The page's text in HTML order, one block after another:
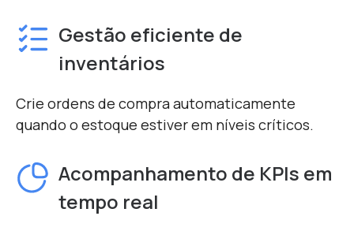
Gestão eficiente de
inventários
Crie ordens de compra automaticamente
quando o estoque estiver em níveis críticos.
Acompanhamento de KPIs em
tempo real